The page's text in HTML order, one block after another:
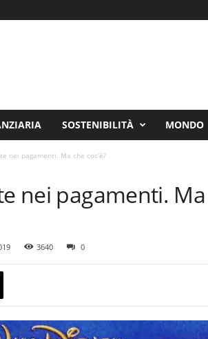
SOSTENIBILITÀ MONDO
nei pagamenti. Ma che cos’è?
nei pagamenti.
3640 0